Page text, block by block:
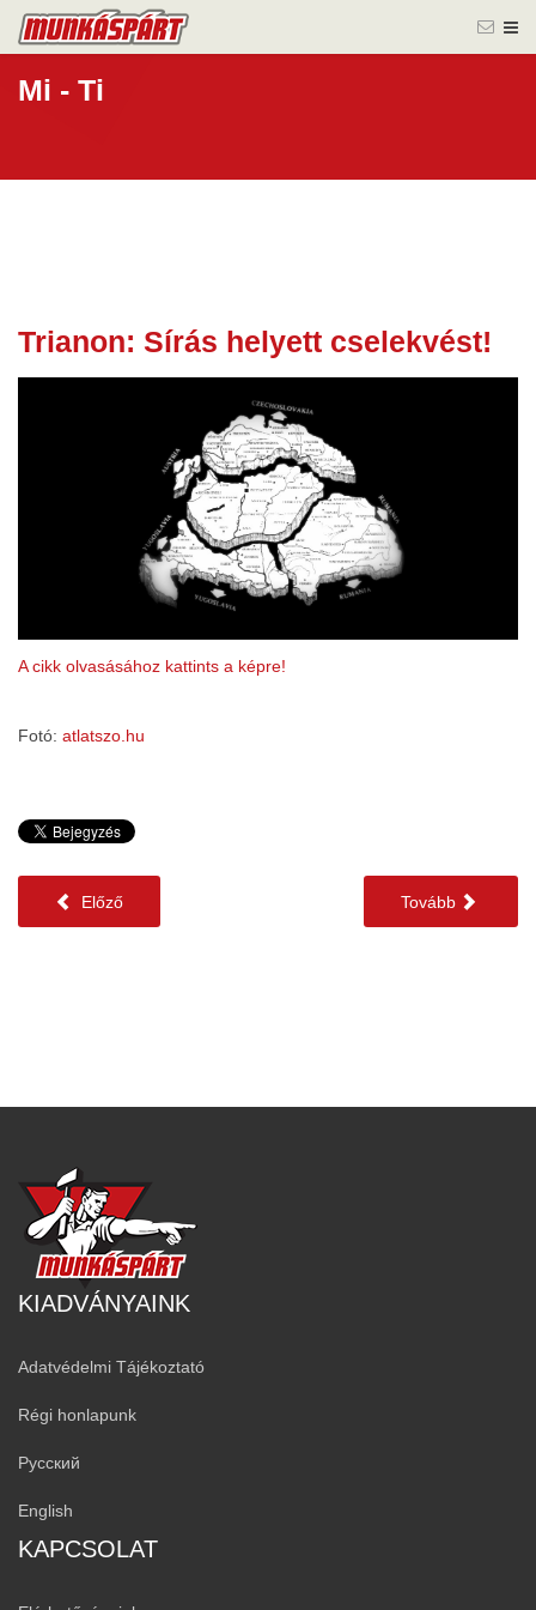
Mi - Ti
Trianon: Sírás helyett cselekvést!
A cikk olvasásához kattints a képre!
Fotó: atlatszo.hu
Előző Tovább
KIADVÁNYAINK
Adatvédelmi Tájékoztató
Régi honlapunk
Русский
English
KAPCSOLAT